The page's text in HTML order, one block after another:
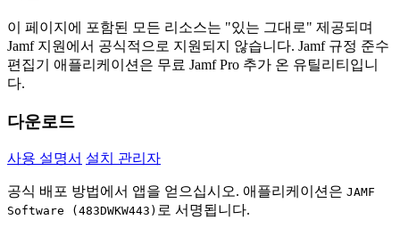
이 페이지에 포함된 모든 리소스는 "있는 그대로" 제공되며
Jamf 지원에서 공식적으로 지원되지 않습니다. Jamf 규정 준수
편집기 애플리케이션은 무료 Jamf Pro 추가 온 유틸리티입니
다.
다운로드
사용 설명서 설치 관리자
공식 배포 방법에서 앱을 얻으십시오. 애플리케이션은 JAMF
Software (483DWKW443) 로 서명됩니다.